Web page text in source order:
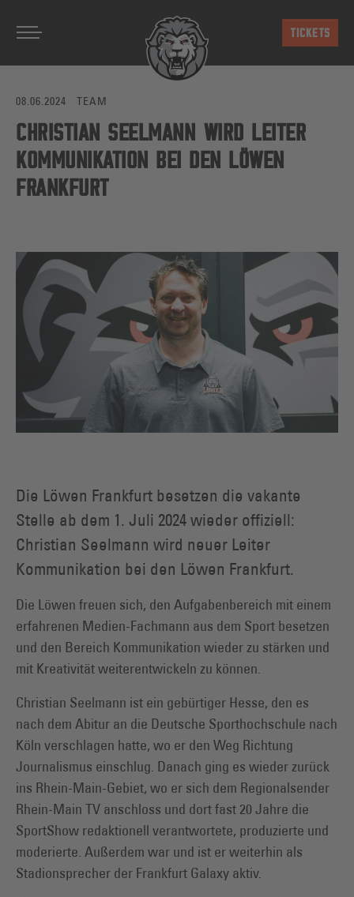
TICKETS
08.06.2024 TEAM
CHRISTIAN SEELMANN WIRD LEITER
KOMMUNIKATION BEI DEN LÖWEN
FRANKFURT
Die Löwen Frankfurt besetzen die vakante
Stelle ab dem 1. Juli 2024 wieder offiziell:
Christian Seelmann wird neuer Leiter
Kommunikation bei den Löwen Frankfurt.
Die Löwen freuen sich, den Aufgabenbereich mit einem
erfahrenen Medien-Fachmann aus dem Sport besetzen
und den Bereich Kommunikation wieder zu stärken und
mit Kreativität weiterentwickeln zu können.
Christian Seelmann ist ein gebürtiger Hesse, den es
nach dem Abitur an die Deutsche Sporthochschule nach
Köln verschlagen hatte, wo er den Weg Richtung
Journalismus einschlug. Danach ging es wieder zurück
ins Rhein-Main-Gebiet, wo er sich dem Regionalsender
Rhein-Main TV anschloss und dort fast 20 Jahre die
SportShow redaktionell verantwortete, produzierte und
moderierte. Außerdem war und ist er weiterhin als
Stadionsprecher der Frankfurt Galaxy aktiv.